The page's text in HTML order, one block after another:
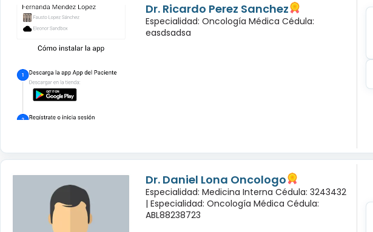
Dr. Ricardo Perez Sanchez
Especialidad: Oncología Médica Cédula:
easdsadsa
Dr. Daniel Lona Oncologo
Especialidad: Medicina Interna Cédula: 3243432
| Especialidad: Oncología Médica Cédula:
ABL88238723